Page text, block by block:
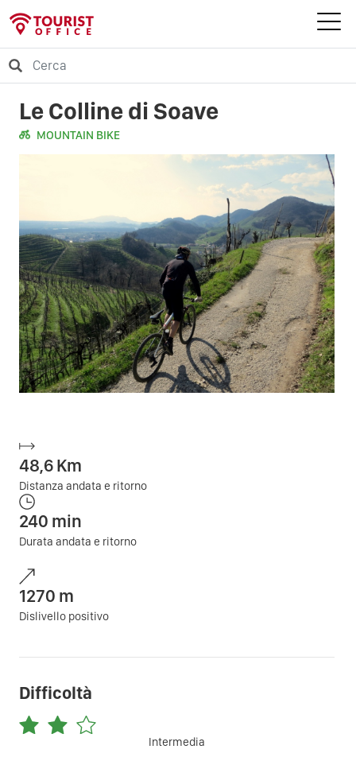
Le Colline di Soave
MOUNTAIN BIKE
48,6Km
Distanza andata e ritorno
240 min
Durata andata e ritorno
1270 m
Dislivello positivo
Difficoltà
Intermedia